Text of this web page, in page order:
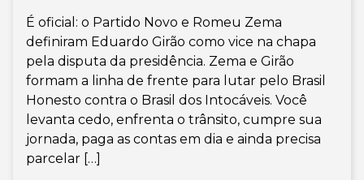
É oficial: o Partido Novo e Romeu Zema
definiram Eduardo Girão como vice na chapa
pela disputa da presidência. Zema e Girão
formam a linha de frente para lutar pelo Brasil
Honesto contra o Brasil dos Intocáveis. Você
levanta cedo, enfrenta o trânsito, cumpre sua
jornada, paga as contas em dia e ainda precisa
parcelar […]